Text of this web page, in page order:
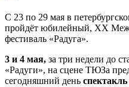
С 23 по 29 мая в
пройдёт юбилейный, XX
фестиваль «Радуга».
3 и 4 мая, за три недели до
«Радуги», на сцене ТЮЗа
сегодняшний день